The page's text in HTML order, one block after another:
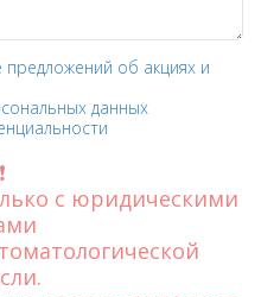
предложений об акциях и
данных
с юридическими